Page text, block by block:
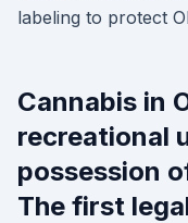
labeling to protect
Cannabis in
recreational
possession
The first